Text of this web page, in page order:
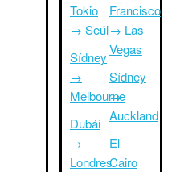
Tokio
→ Seúl
Sídney
→
Melbourne
Dubái
→
Londres
Francisco
→ Las
Vegas
Sídney
→
Auckland
El
Cairo